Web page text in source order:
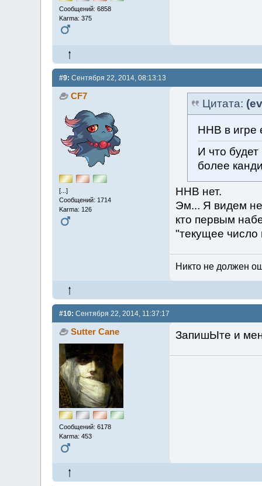
Сообщений: 6858
Karma: 375
#9: Сентября 22, 2014, 08:13:13
CF7
[...]
Сообщений: 1714
Karma: 126
Цитата:
ННВ в игре
И что
более
ННВ нет.
Эм... Я видем
кто первым
"текущее число
Никто не должен
#10: Сентября 22, 2014, 11:37:17
Sutter Cane
Сообщений: 6178
Karma: 453
ЗапишЫте и